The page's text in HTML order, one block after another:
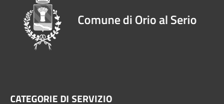
Comune di Orio al Serio
CATEGORIE DI SERVIZIO